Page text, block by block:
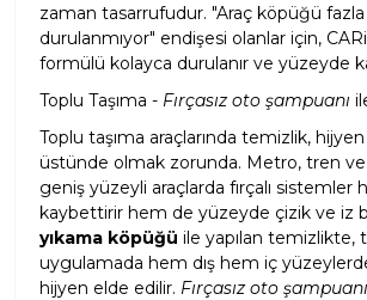
zaman tasarrufudur. "Araç köpüğü
durulanmıyor" endişesi olanlar için,
formülü kolayca durulanır ve yüzeyde
Toplu Taşıma - Fırçasız oto şampuanı
Toplu taşıma araçlarında temizlik, hijyen
üstünde olmak zorunda. Metro, tren
geniş yüzeyli araçlarda fırçalı sistemler
kaybettirir hem de yüzeyde çizik ve iz
yıkama köpüğü ile yapılan temizlikte,
uygulamada hem dış hem iç
hijyen elde edilir. Fırçasız oto şampuanı